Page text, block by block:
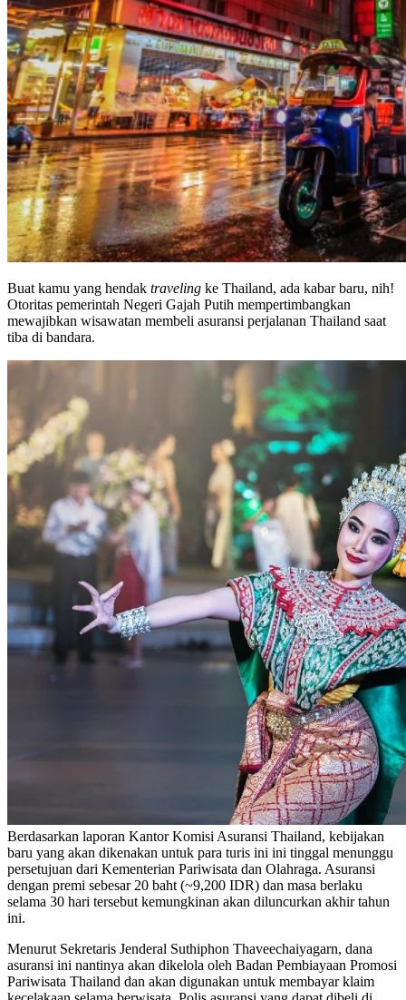
Buat kamu yang hendak traveling ke Thailand, ada kabar baru, nih!
Otoritas pemerintah Negeri Gajah Putih mempertimbangkan
mewajibkan wisawatan membeli asuransi perjalanan Thailand saat
tiba di bandara.
Berdasarkan laporan Kantor Komisi Asuransi Thailand, kebijakan
baru yang akan dikenakan untuk para turis ini ini tinggal menunggu
persetujuan dari Kementerian Pariwisata dan Olahraga. Asuransi
dengan premi sebesar 20 baht (~9,200 IDR) dan masa berlaku
selama 30 hari tersebut kemungkinan akan diluncurkan akhir tahun
ini.
Menurut Sekretaris Jenderal Suthiphon Thaveechaiyagarn, dana
asuransi ini nantinya akan dikelola oleh Badan Pembiayaan Promosi
Pariwisata Thailand dan akan digunakan untuk membayar klaim